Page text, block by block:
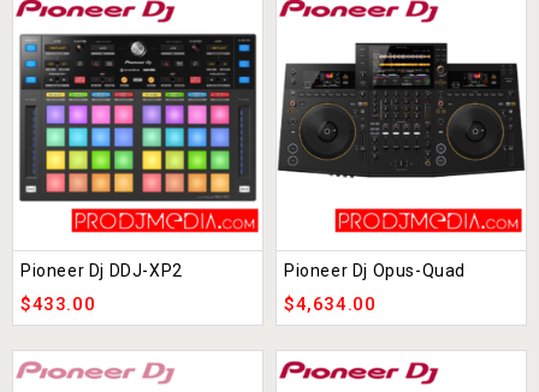
Pioneer Dj DDJ-XP2
$433.00
Pioneer Dj Opus-Quad
$4,634.00